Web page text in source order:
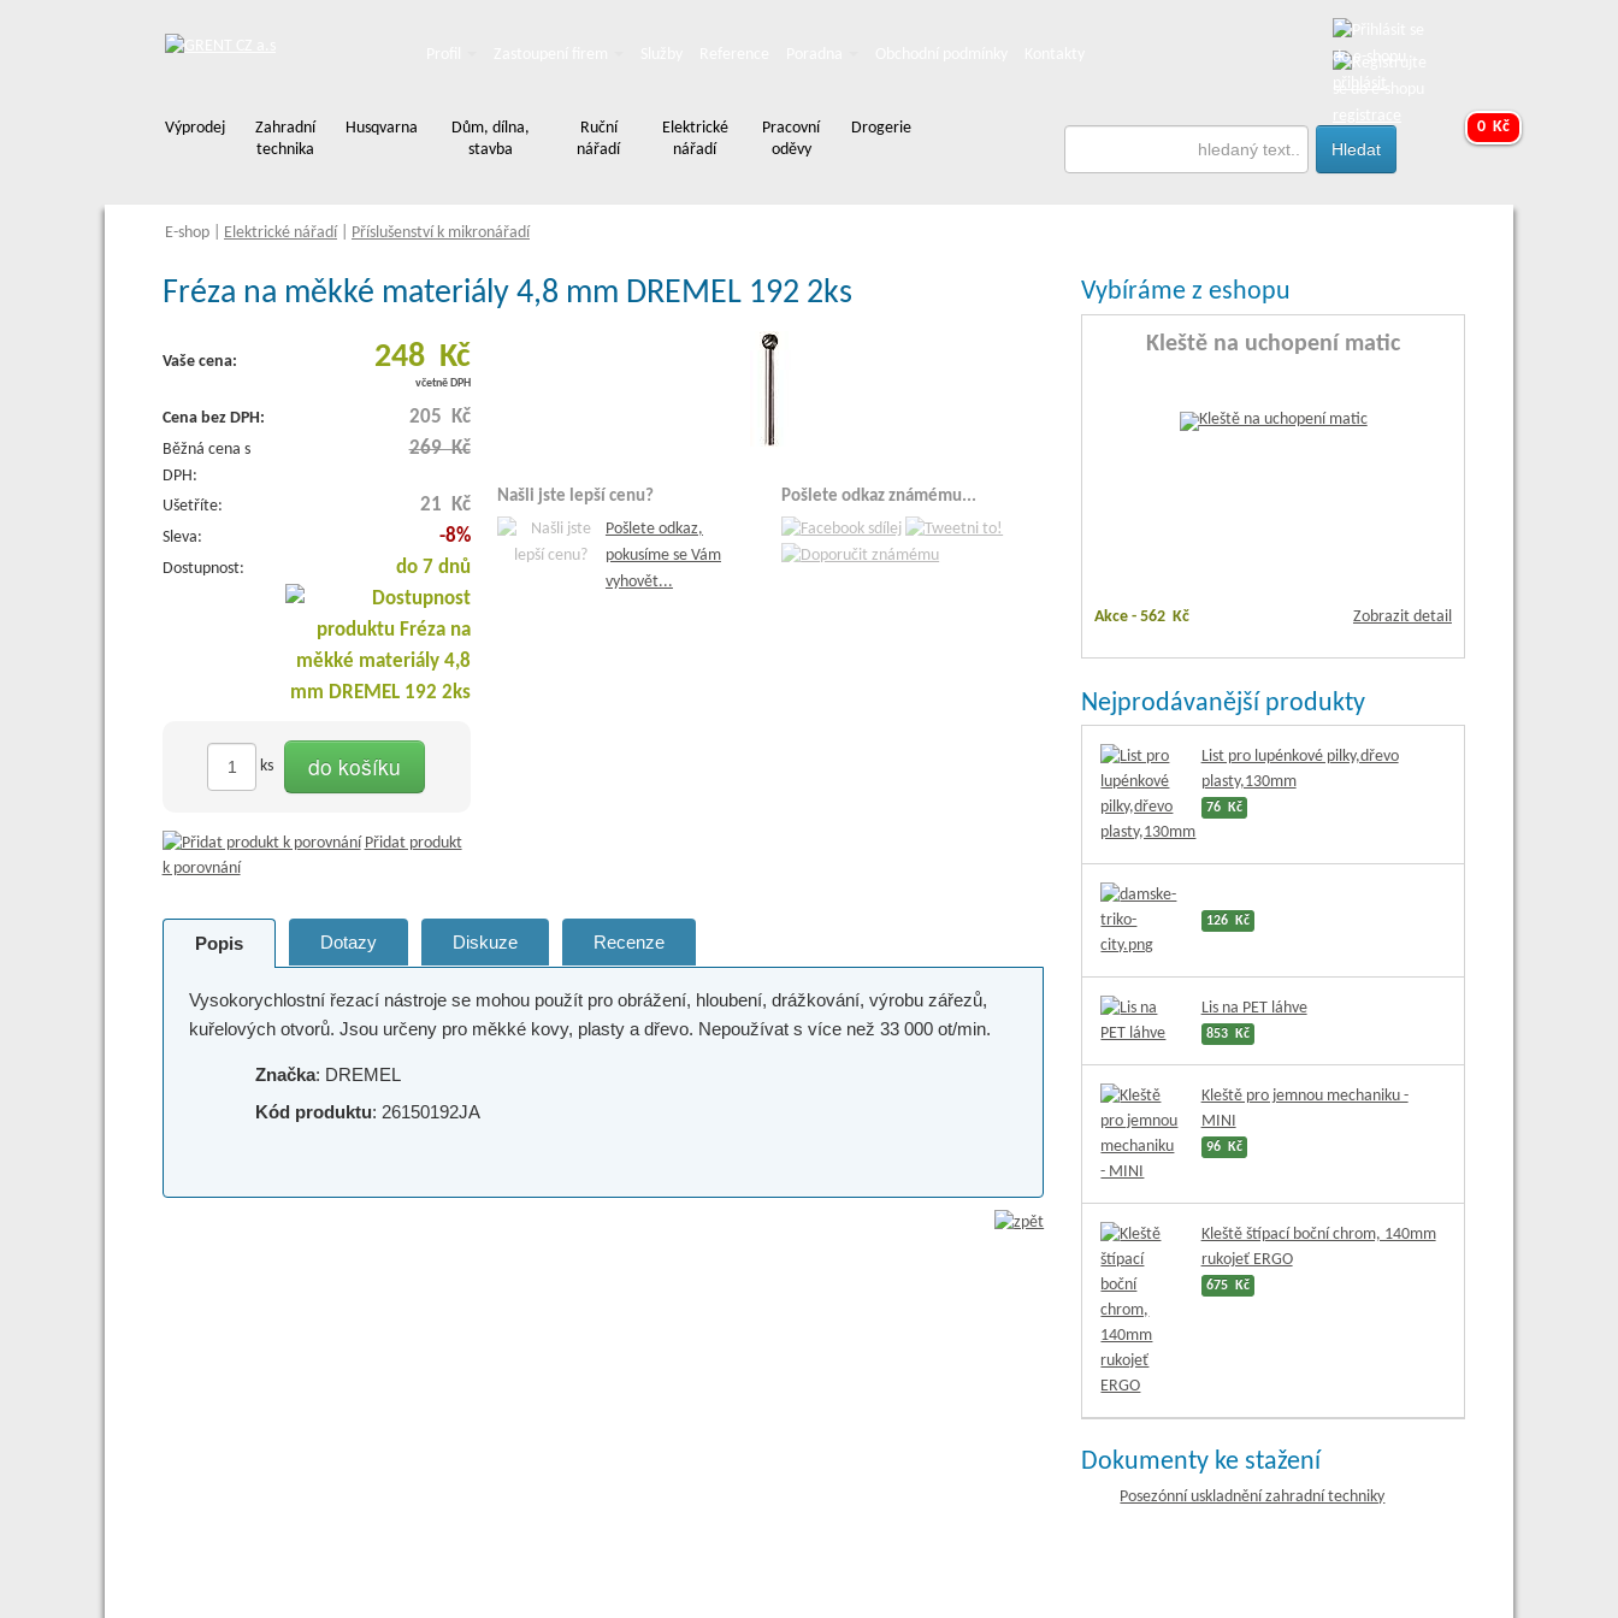
Výprodej
Zahradní
technika
Husqvarna
Dům, dílna,
stavba
Ruční
nářadí
Elektrické
nářadí
Pracovní
oděvy
Drogerie 0 Kč
E-shop Elektrické nářadí Příslušenství k mikronářadí
Fréza na měkké materiály 4,8 mm DREMEL 192 2ks
Našli jste lepší cenu?
Pošlete odkaz,
pokusíme se Vám
vyhovět...
Pošlete odkaz známému...
Vaše cena: 248 Kč
včetně DPH
Cena bez DPH: 205 Kč
Běžná cena s
DPH:
269 Kč
Ušetříte: 21 Kč
Sleva: -8%
Dostupnost: do 7 dnů
ks do košíku
Přidat produkt
k porovnání
Popis Dotazy Diskuze Recenze
Vysokorychlostní řezací nástroje se mohou použít pro obrážení, hloubení, drážkování, výrobu zářezů,
kuřelových otvorů. Jsou určeny pro měkké kovy, plasty a dřevo. Nepoužívat s více než 33 000 ot/min.
Značka: DREMEL
Kód produktu: 26150192JA
Vybíráme z eshopu
Kleště na uchopení matic
Akce -562 Kč Zobrazit detail
Nejprodávanější produkty
List pro lupénkové pilky,dřevo
plasty,130mm
76 Kč
126 Kč
Lis na PET láhve
853 Kč
Kleště pro jemnou mechaniku -
MINI
96 Kč
Kleště štípací boční chrom, 140mm
rukojeť ERGO
675 Kč
Dokumenty ke stažení
Posezónní uskladnění zahradní techniky